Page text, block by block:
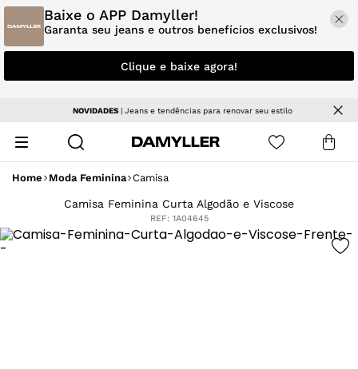
Baixe o APP Damyller!
Garanta seu jeans e outros benefícios exclusivos!
Clique e baixe agora!
NOVIDADES| Jeans e tendências para renovar seu estilo
Home Moda Feminina Camisa
Camisa Feminina Curta Algodão e Viscose
REF: 1A04645